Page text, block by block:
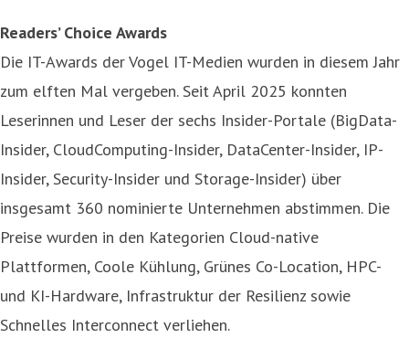
Readers’ Choice Awards
Die IT-Awards der Vogel IT-Medien wurden in diesem Jahr
zum elften Mal vergeben. Seit April 2025 konnten
Leserinnen und Leser der sechs Insider-Portale (BigData-
Insider, CloudComputing-Insider, DataCenter-Insider, IP-
Insider, Security-Insider und Storage-Insider) über
insgesamt 360 nominierte Unternehmen abstimmen. Die
Preise wurden in den Kategorien Cloud-native
Plattformen, Coole Kühlung, Grünes Co-Location, HPC-
und KI-Hardware, Infrastruktur der Resilienz sowie
Schnelles Interconnect verliehen.